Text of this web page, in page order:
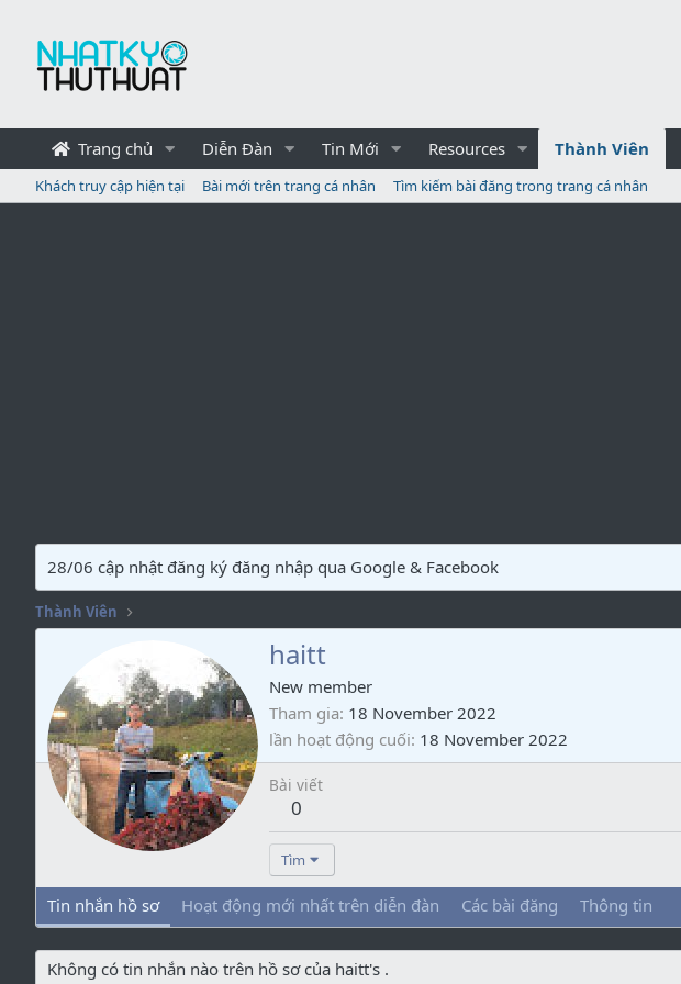
Trang chủ Diễn Đàn Tin Mới Resources Thành Viên
Khách truy cập hiện tại Bài mới trên trang cá nhân Tìm kiếm bài đăng trong trang cá nhân
28/06 cập nhật đăng ký đăng nhập qua Google & Facebook
Thành Viên
haitt
New member
Tham gia 18 November 2022
lần hoạt động cuối 18 November 2022
Bài viết
0
Tìm
Tin nhắn hồ sơ Hoạt động mới nhất trên diễn đàn Các bài đăng Thông tin
Không có tin nhắn nào trên hồ sơ của haitt's .